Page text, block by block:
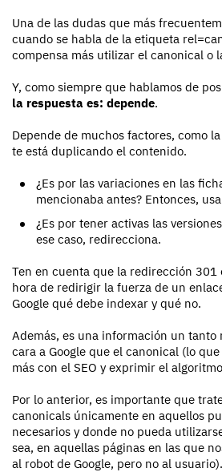
Una de las dudas que más
cuando se habla de la etiqueta
compensa más utilizar el canonical o
Y, como siempre que hablamos de
la respuesta es: depende.
Depende de muchos factores, como
te está duplicando el contenido.
¿Es por las variaciones en las
mencionaba antes? Entonces,
¿Es por tener activas las
ese caso, redirecciona.
Ten en cuenta que la redirección 301
hora de redirigir la fuerza de un
Google qué debe indexar y qué no.
Además, es una información un tanto
cara a Google que el canonical (lo
más con el SEO y exprimir el
Por lo anterior, es importante que
canonicals únicamente en aquellos
necesarios y donde no pueda
sea, en aquellas páginas en las que
al robot de Google, pero no al usuario).